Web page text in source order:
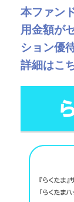
本ファン
用金額が
ション優
詳細はこ